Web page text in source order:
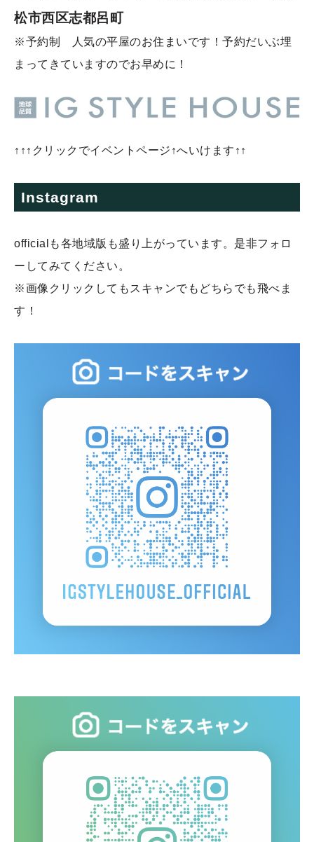
松市西区志都呂町
※予約制 人気の平屋のお住まいです！予約だいぶ埋
まってきていますのでお早めに！
↑↑↑クリックでイベントページ↑へいけます↑↑
Instagram
officialも各地域版も盛り上がっています。是非フォロ
ーしてみてください。
※画像クリックしてもスキャンでもどちらでも飛べま
す！